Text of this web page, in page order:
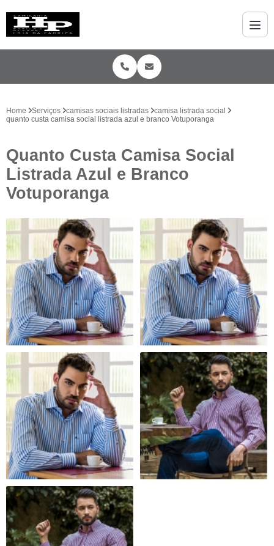
Home Serviços camisas sociais listradas
camisa listrada social
quanto custa camisa social listrada azul e branco Votuporanga
Quanto Custa Camisa Social
Listrada Azul e Branco
Votuporanga